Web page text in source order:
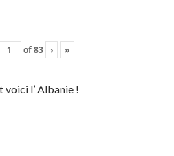
of83 › »
voici l’ Albanie !